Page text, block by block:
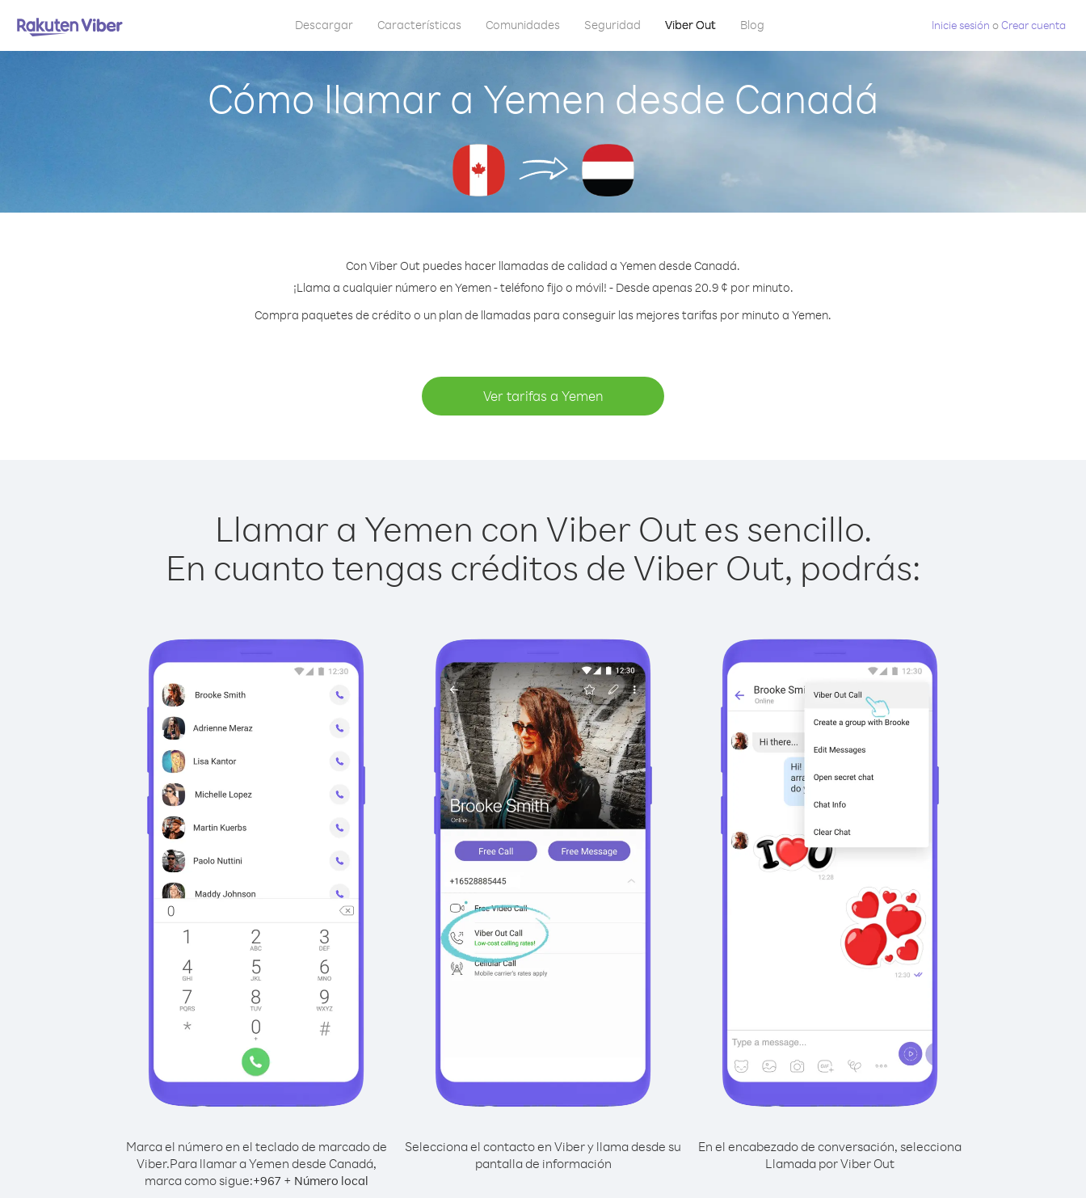
Descargar Características Comunidades Seguridad Viber Out Blog Inicie sesión oCrear cuenta
Cómo llamar a Yemen desde Canadá
Con Viber Out puedes hacer llamadas de calidad a Yemen desde Canadá.
¡Llama a cualquier número en Yemen - teléfono fijo o móvil! - Desde apenas 20.9 ¢ por minuto.
Compra paquetes de crédito o un plan de llamadas para conseguir las mejores tarifas por minuto a Yemen.
Ver tarifas a Yemen
Llamar a Yemen con Viber Out es sencillo.
En cuanto tengas créditos de Viber Out, podrás:
Marca el número en el teclado de marcado de
Viber.Para llamar a Yemen desde Canadá,
marca como sigue:+967+ Número local
Selecciona el contacto en Viber y llama desde su
pantalla de información
En el encabezado de conversación, selecciona
Llamada por Viber Out